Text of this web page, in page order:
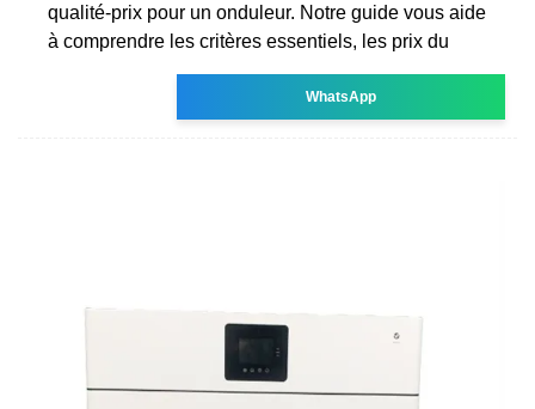
qualité-prix pour un onduleur. Notre guide vous aide
à comprendre les critères essentiels, les prix du
WhatsApp